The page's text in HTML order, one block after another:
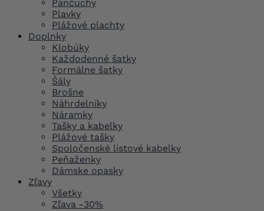
Pančuchy
Plavky
Plážové plachty
Doplnky
Klobúky
Každodenné šatky
Formálne šatky
Šály
Brošne
Náhrdelníky
Náramky
Tašky a kabelky
Plážové tašky
Spoločenské listové kabelky
Peňaženky
Dámske opasky
Zľavy
Všetky
Zľava -30%